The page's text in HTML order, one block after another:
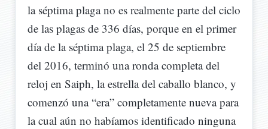
la séptima plaga no es realmente parte del ciclo
de las plagas de 336 días, porque en el primer
día de la séptima plaga, el 25 de septiembre
del 2016, terminó una ronda completa del
reloj en Saiph, la estrella del caballo blanco, y
comenzó una “era” completamente nueva para
la cual aún no habíamos identificado ninguna